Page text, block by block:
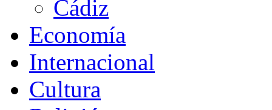
Cádiz
Economía
Internacional
Cultura